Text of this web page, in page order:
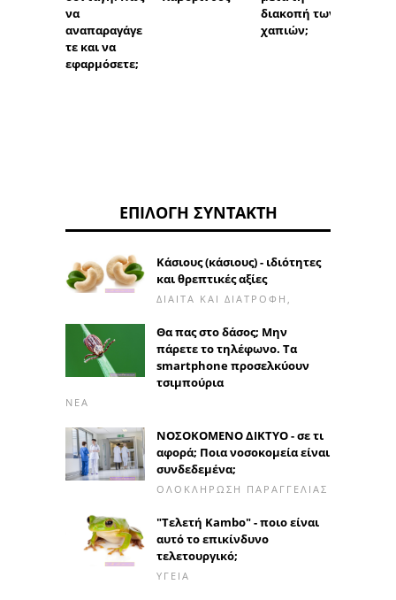
να
αναπαραγάγε
τε και να
εφαρμόσετε;
διακοπή των
χαπιών;
ΕΠΙΛΟΓΉ ΣΥΝΤΆΚΤΗ
Κάσιους (κάσιους) - ιδιότητες
και θρεπτικές αξίες
ΔΊΑΙΤΑ ΚΑΙ ΔΙΑΤΡΟΦΉ,
Θα πας στο δάσος; Μην
πάρετε το τηλέφωνο. Τα
smartphone προσελκύουν
τσιμπούρια
ΝΈΑ
ΝΟΣΟΚΟΜΕΝΟ ΔΙΚΤΥΟ - σε τι
αφορά; Ποια νοσοκομεία είναι
συνδεδεμένα;
ΟΛΟΚΛΉΡΩΣΗ ΠΑΡΑΓΓΕΛΊΑΣ
"Τελετή Kambo" - ποιο είναι
αυτό το επικίνδυνο
τελετουργικό;
ΥΓΕΊΑ